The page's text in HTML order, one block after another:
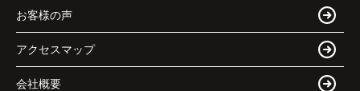
お客様の声
アクセスマップ
会社概要